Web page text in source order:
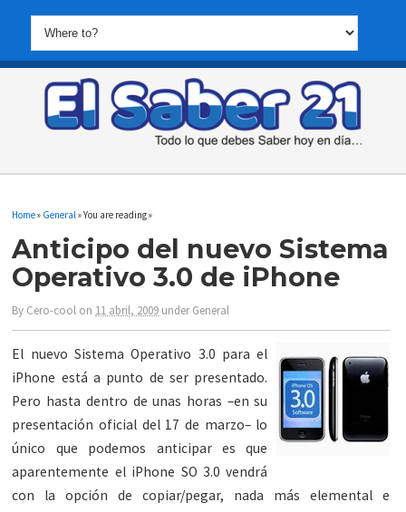
Home» General » You are reading »
Anticipo del nuevo Sistema
Operativo 3.0 de iPhone
By Cero-cool on 11 abril, 2009 underGeneral
El nuevo Sistema Operativo 3.0 para el
iPhone está a punto de ser presentado.
Pero hasta dentro de unas horas –en su
presentación oficial del 17 de marzo– lo
único que podemos anticipar es que
aparentemente el iPhone SO 3.0 vendrá
con la opción de copiar/pegar, nada más elemental e